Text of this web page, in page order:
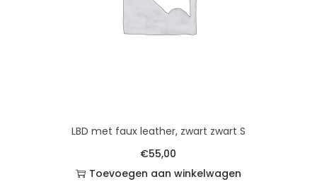
LBD met faux leather, zwart zwart S
€55,00
Toevoegen aan winkelwagen